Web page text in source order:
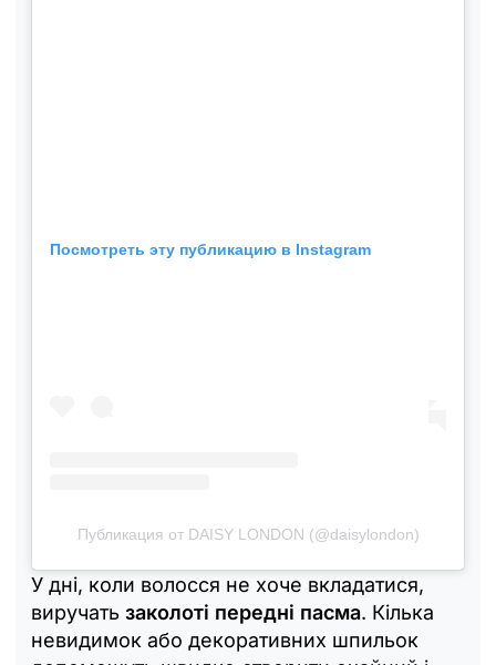
Посмотреть эту публикацию в Instagram
Публикация от DAISY LONDON (@daisylondon)
У дні, коли волосся не хоче вкладатися,
виручать заколоті передні пасма. Кілька
невидимок або декоративних шпильок